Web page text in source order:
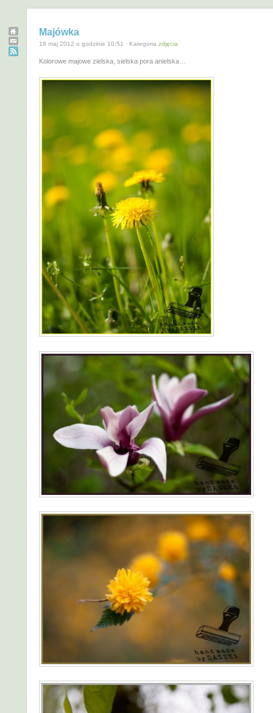
Majówka
19 maj 2012 o godzinie 10:51 · Kategoria zdjęcia
Kolorowe majowe zielska, sielska pora anielska…